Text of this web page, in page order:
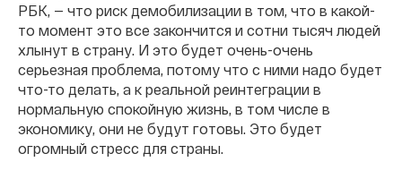
РБК, — что риск демобилизации в том, что в какой-
то момент это все закончится и сотни тысяч людей
хлынут в страну. И это будет очень-очень
серьезная проблема, потому что с ними надо будет
что-то делать, а к реальной реинтеграции в
нормальную спокойную жизнь, в том числе в
экономику, они не будут готовы. Это будет
огромный стресс для страны.